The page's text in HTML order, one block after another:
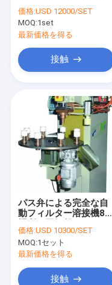
価格:USD 12000/SET
MOQ:1set
最新価格を得る
接触
パス弁による完全な自
動フィルター溶接機8の
価格:USD 10300/SET
MOQ:1セット
最新価格を得る
接触